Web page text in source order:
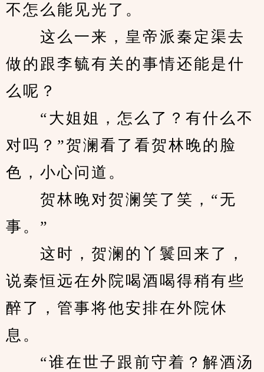
不怎么能见光了。
这么一来，皇帝派秦定渠去
做的跟李毓有关的事情还能是什
么呢？
“大姐姐，怎么了？有什么不
对吗？”贺澜看了看贺林晚的脸
色，小心问道。
贺林晚对贺澜笑了笑，“无
事。”
这时，贺澜的丫鬟回来了，
说秦恒远在外院喝酒喝得稍有些
醉了，管事将他安排在外院休
息。
“谁在世子跟前守着？解酒汤